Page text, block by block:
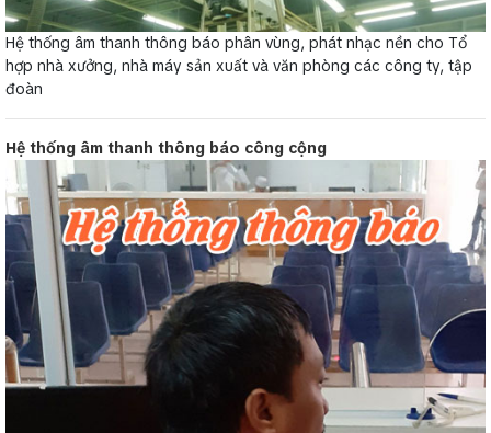
Hệ thống âm thanh thông báo phân vùng, phát nhạc nền cho Tổ
hợp nhà xưởng, nhà máy sản xuất và văn phòng các công ty, tập
đoàn
Hệ thống âm thanh thông báo công cộng